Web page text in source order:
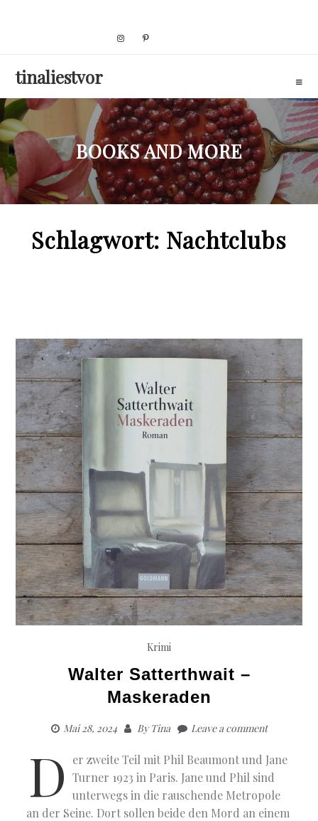
tinaliestvor
BOOKS AND MORE
Schlagwort: Nachtclubs
Krimi
Walter Satterthwait –
Maskeraden
Mai 28, 2024 ByTina Leave a comment
D
er zweite Teil mit Phil Beaumont und Jane
Turner 1923 in Paris. Jane und Phil sind
unterwegs in die rauschende Metropole
an der Seine. Dort sollen beide den Mord an einem